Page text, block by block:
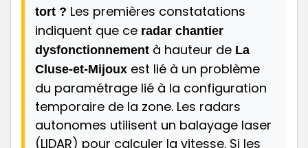
tort ? Les premières constatations
indiquent que ce radar chantier
dysfonctionnement à hauteur de La
Cluse-et-Mijoux est lié à un problème
du paramétrage lié à la configuration
temporaire de la zone. Les radars
autonomes utilisent un balayage laser
(LIDAR) pour calculer la vitesse. Si les